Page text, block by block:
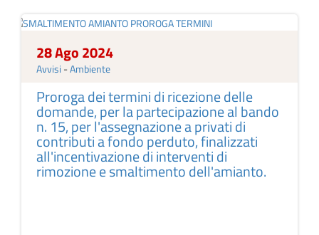
28 Ago 2024
Avvisi -Ambiente
Proroga dei termini di ricezione delle
domande, per la partecipazione al bando
n. 15, per l'assegnazione a privati di
contributi a fondo perduto, finalizzati
all'incentivazione di interventi di
rimozione e smaltimento dell'amianto.